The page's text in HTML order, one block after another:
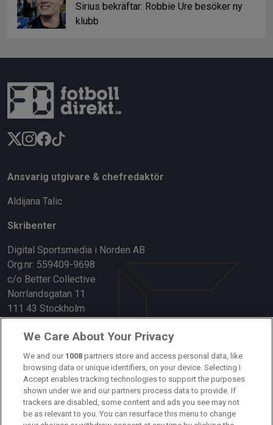
Sirius bekräftar: Robbie Ure besöker ny
klubb
Ansvarig utgivare & chefredaktör
Aldijana Talic
Skribenter
Digital Sportsmedia i Norden AB
Org.nr: 559409-9698
c/o Better Collective
Norrlandsgatan 11
111 43 Stockholm
Länkar
Om oss
Kontakta oss
Kundtjänst
We Care About Your Privacy
We and our 1008 partners store and access personal data, like
browsing data or unique identifiers, on your device. Selecting I
Accept enables tracking technologies to support the purposes
shown under we and our partners process data to provide. If
trackers are disabled, some content and ads you see may not
be as relevant to you. You can resurface this menu to change